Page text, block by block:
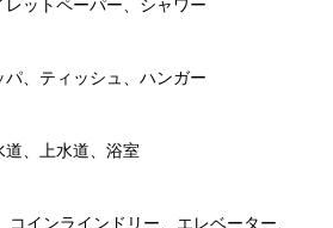
パ、ティッシュ、ハンガー
道、上水道、浴室
コインラインドリー、エレベーター、